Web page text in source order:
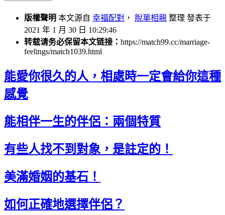
版權聲明 本文源自 幸福配對 ， 脫單相親 整理 發表于
2021 年 1 月 30 日 10:29:46
转载请务必保留本文链接： https://match99.cc/marriage-
feelings/match1039.html
能愛你很久的人，相處時一定會給你這種
感覺
能相伴一生的伴侶：兩個特質
有些人找不到對象，是註定的！
美滿婚姻的基石！
如何正確地選擇伴侶？